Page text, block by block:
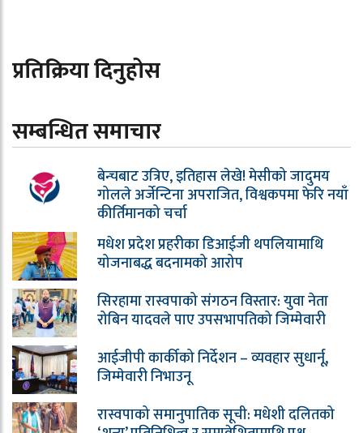
प्रतिक्रिया दिनुहोस
सम्बन्धित समाचार
बेन्चबाट उत्रिए, इतिहास लेखे! मेसीको जादुमय
गोलले अर्जेन्टिना अपराजित, विश्वकपमा फेरि नयाँ
कीर्तिमानको चर्चा
मधेश प्रदेश प्रहरीका डिआईजी थपलियामाथि
योजनाबद्ध बदनामको आरोप
सिरहामा रास्वपाको संगठन विस्तार: युवा नेता
रोबिन यादवले पाए उपसभापतिको जिम्मेवारी
आईजीपी कार्कीको निर्देशन – व्यवहार सुधार्नू,
जिम्मेवारी निभाउनू
रास्वपाको समानुपातिक सूची: मधेशी दलितको